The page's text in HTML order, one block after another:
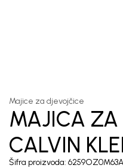
Majice za djevojčice
MAJICA ZA
CALVIN
Šifra proizvoda: